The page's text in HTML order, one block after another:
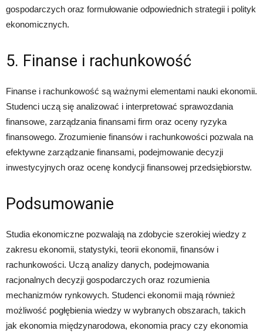
gospodarczych oraz formułowanie odpowiednich strategii i polityk
ekonomicznych.
5. Finanse i rachunkowość
Finanse i rachunkowość są ważnymi elementami nauki ekonomii.
Studenci uczą się analizować i interpretować sprawozdania
finansowe, zarządzania finansami firm oraz oceny ryzyka
finansowego. Zrozumienie finansów i rachunkowości pozwala na
efektywne zarządzanie finansami, podejmowanie decyzji
inwestycyjnych oraz ocenę kondycji finansowej przedsiębiorstw.
Podsumowanie
Studia ekonomiczne pozwalają na zdobycie szerokiej wiedzy z
zakresu ekonomii, statystyki, teorii ekonomii, finansów i
rachunkowości. Uczą analizy danych, podejmowania
racjonalnych decyzji gospodarczych oraz rozumienia
mechanizmów rynkowych. Studenci ekonomii mają również
możliwość pogłębienia wiedzy w wybranych obszarach, takich
jak ekonomia międzynarodowa, ekonomia pracy czy ekonomia